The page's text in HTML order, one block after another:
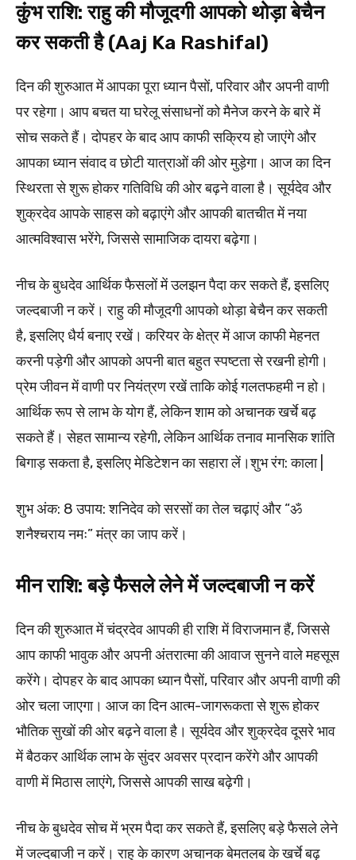
कुंभ राशि: राहु की मौजूदगी आपको थोड़ा बेचैन
कर सकती है (Aaj Ka Rashifal)
दिन की शुरुआत में आपका पूरा ध्यान पैसों, परिवार और अपनी वाणी
पर रहेगा। आप बचत या घरेलू संसाधनों को मैनेज करने के बारे में
सोच सकते हैं। दोपहर के बाद आप काफी सक्रिय हो जाएंगे और
आपका ध्यान संवाद व छोटी यात्राओं की ओर मुड़ेगा। आज का दिन
स्थिरता से शुरू होकर गतिविधि की ओर बढ़ने वाला है। सूर्यदेव और
शुक्रदेव आपके साहस को बढ़ाएंगे और आपकी बातचीत में नया
आत्मविश्वास भरेंगे, जिससे सामाजिक दायरा बढ़ेगा।
नीच के बुधदेव आर्थिक फैसलों में उलझन पैदा कर सकते हैं, इसलिए
जल्दबाजी न करें। राहु की मौजूदगी आपको थोड़ा बेचैन कर सकती
है, इसलिए धैर्य बनाए रखें। करियर के क्षेत्र में आज काफी मेहनत
करनी पड़ेगी और आपको अपनी बात बहुत स्पष्टता से रखनी होगी।
प्रेम जीवन में वाणी पर नियंत्रण रखें ताकि कोई गलतफहमी न हो।
आर्थिक रूप से लाभ के योग हैं, लेकिन शाम को अचानक खर्चे बढ़
सकते हैं। सेहत सामान्य रहेगी, लेकिन आर्थिक तनाव मानसिक शांति
बिगाड़ सकता है, इसलिए मेडिटेशन का सहारा लें।शुभ रंग: काला |
शुभ अंक: 8 उपाय: शनिदेव को सरसों का तेल चढ़ाएं और “ॐ
शनैश्चराय नमः” मंत्र का जाप करें।
मीन राशि: बड़े फैसले लेने में जल्दबाजी न करें
दिन की शुरुआत में चंद्रदेव आपकी ही राशि में विराजमान हैं, जिससे
आप काफी भावुक और अपनी अंतरात्मा की आवाज सुनने वाले महसूस
करेंगे। दोपहर के बाद आपका ध्यान पैसों, परिवार और अपनी वाणी की
ओर चला जाएगा। आज का दिन आत्म-जागरूकता से शुरू होकर
भौतिक सुखों की ओर बढ़ने वाला है। सूर्यदेव और शुक्रदेव दूसरे भाव
में बैठकर आर्थिक लाभ के सुंदर अवसर प्रदान करेंगे और आपकी
वाणी में मिठास लाएंगे, जिससे आपकी साख बढ़ेगी।
नीच के बुधदेव सोच में भ्रम पैदा कर सकते हैं, इसलिए बड़े फैसले लेने
में जल्दबाजी न करें। राहु के कारण अचानक बेमतलब के खर्चे बढ़